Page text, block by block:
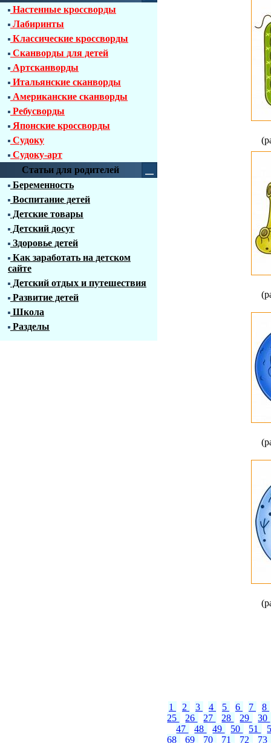
Настенные кроссворды
Лабиринты
Классические кроссворды
Сканворды для детей
Артсканворды
Итальянские сканворды
Американские сканворды
Ребусворды
Японские кроссворды
Судоку
Судоку-арт
Статьи для родителей
Беременность
Воспитание детей
Детские товары
Детский досуг
Здоровье детей
Как заработать на детском
сайте
Детский отдых и путешествия
Развитие детей
Школа
Разделы
1 2 3 4 5 6 7
8
25
26 27 28 29
30
47
48 49 50 51
68
69 70 71 72
73